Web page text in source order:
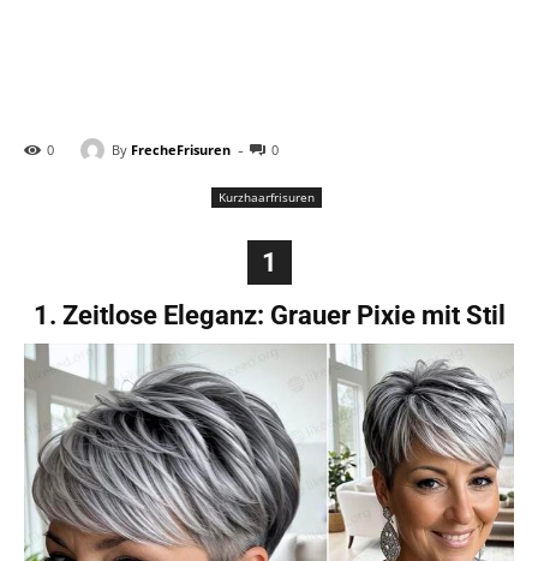
0 By FrecheFrisuren - 0
Kurzhaarfrisuren
1
1. Zeitlose Eleganz: Grauer Pixie mit Stil